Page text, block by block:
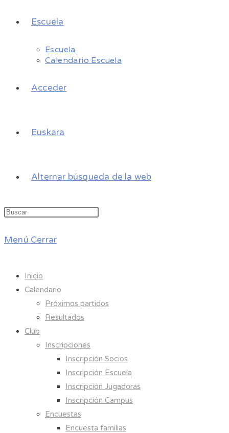
Escuela
Escuela
Calendario Escuela
Acceder
Euskara
Alternar búsqueda de la web
Menú Cerrar
Inicio
Calendario
Próximos partidos
Resultados
Club
Inscripciones
Inscripción Socios
Inscripción Escuela
Inscripción Jugadoras
Inscripción Campus
Encuestas
Encuesta familias